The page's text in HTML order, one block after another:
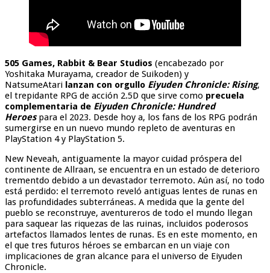
505 Games, Rabbit & Bear Studios (encabezado por
Yoshitaka Murayama, creador de Suikoden) y
NatsumeAtari lanzan con orgullo Eiyuden Chronicle: Rising,
el trepidante RPG de acción 2.5D que sirve como precuela
complementaria de Eiyuden Chronicle: Hundred
Heroespara el 2023. Desde hoy a, los fans de los RPG podrán
sumergirse en un nuevo mundo repleto de aventuras en
PlayStation 4 y PlayStation 5.
New Neveah, antiguamente la mayor cuidad próspera del
continente de Allraan, se encuentra en un estado de deterioro
trementdo debido a un devastador terremoto. Aún así, no todo
está perdido: el terremoto reveló antiguas lentes de runas en
las profundidades subterráneas. A medida que la gente del
pueblo se reconstruye, aventureros de todo el mundo llegan
para saquear las riquezas de las ruinas, incluidos poderosos
artefactos llamados lentes de runas. Es en este momento, en
el que tres futuros héroes se embarcan en un viaje con
implicaciones de gran alcance para el universo de Eiyuden
Chronicle.